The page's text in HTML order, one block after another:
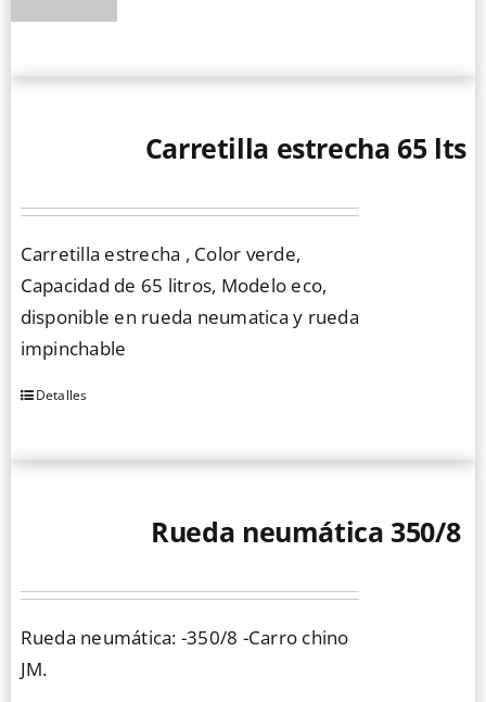
Carretilla estrecha 65 lts
Carretilla estrecha , Color verde,
Capacidad de 65 litros, Modelo eco,
disponible en rueda neumatica y rueda
impinchable
Este
tiene
opciones
pueden
elegir
Detalles
Rueda neumática 350/8
Rueda neumática: -350/8 -Carro chino
JM.